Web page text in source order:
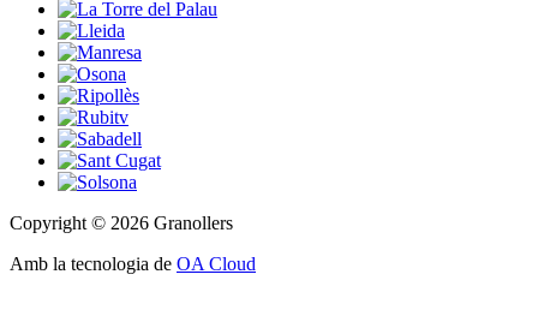
Copyright © 2026 Granollers
Amb la tecnologia de OA Cloud